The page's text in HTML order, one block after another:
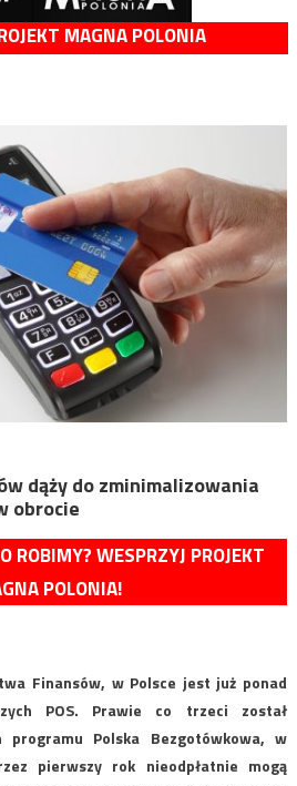
MAGNA POLONIA
dąży do zminimalizowania
obrocie
ROBIMY? WESPRZYJ PROJEKT
POLONIA!
Finansów, w Polsce jest już ponad
POS. Prawie co trzeci został
Polska Bezgotówkowa, w
pierwszy rok nieodpłatnie mogą